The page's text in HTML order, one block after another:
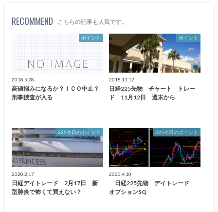
RECOMMEND こちらの記事も人気です。
ポイント
2018.5.28
高値掴みになるか？ＩＣＯ中止？
刑事捜査が入る
ポイント
2018.11.12
日経225先物 チャート トレー
ド 11月12日 週末から
225今日のポイント
2020.2.17
日経デイトレード 2月17日 新
型肺炎で怖くて買えない？
225今日のポイント
2020.4.10
日経225先物 デイトレード
オプションSQ